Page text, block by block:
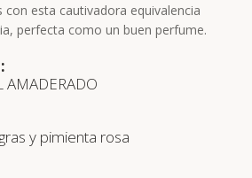
esta cautivadora equivalencia
perfecta como un buen perfume.
AMADERADO
y pimienta rosa